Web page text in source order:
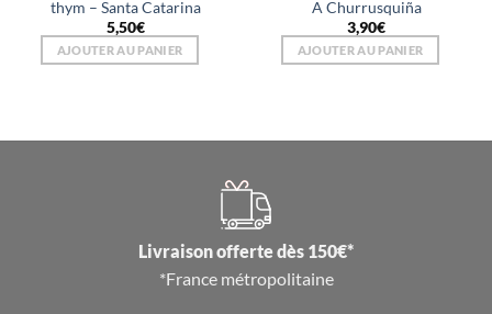
thym – Santa Catarina
5,50€
AJOUTER AU PANIER
A Churrusquiña
3,90€
AJOUTER AU PANIER
Livraison offerte dès 150€*
*France métropolitaine